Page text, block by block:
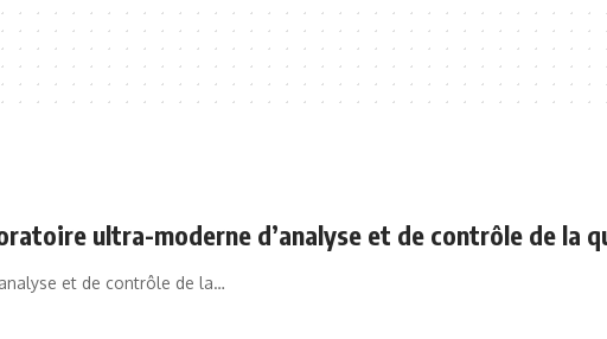
ultra-moderne d’analyse et de contrôle de la
et de contrôle de la…